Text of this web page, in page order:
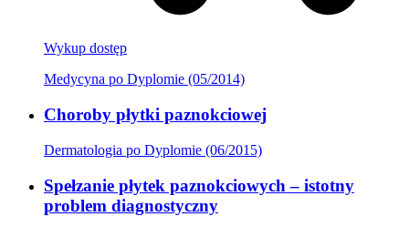
Wykup dostęp
Medycyna po Dyplomie (05/2014)
Choroby płytki paznokciowej
Dermatologia po Dyplomie (06/2015)
Spełzanie płytek paznokciowych – istotny
problem diagnostyczny